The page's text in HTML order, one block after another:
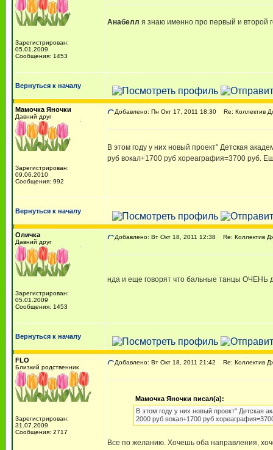
Зарегистрирован:
05.01.2009
Сообщения: 1453
Анабелл я знаю именно про первый и второй
Вернуться к началу
Мамочка Яночки
Давний друг
Зарегистрирован:
09.06.2010
Сообщения: 992
Добавлено: Пн Окт 17, 2011 18:30 Re: Коллектив
В этом году у них новый проект" Детская
руб вокал+1700 руб хореаграфия=3700 руб.
Вернуться к началу
Оличка
Давний друг
Зарегистрирован:
05.01.2009
Сообщения: 1453
Добавлено: Вт Окт 18, 2011 12:38 Re: Коллектив
нда и еще говорят что бальные танцы ОЧЕНЬ
Вернуться к началу
FLO
Близкий родственник
Зарегистрирован:
31.07.2009
Сообщения: 2717
Добавлено: Вт Окт 18, 2011 21:42 Re: Коллектив
Мамочка Яночки писал(а):
В этом году у них новый проект" Детская
2000 руб вокал+1700 руб
Все по желанию. Хочешь оба направления,